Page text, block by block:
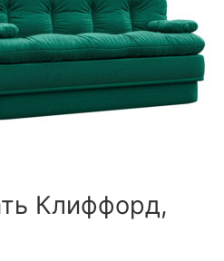
Клиффорд,